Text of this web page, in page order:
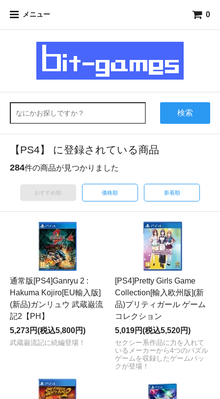
メニュー 0
検索
【PS4】 に登録されている商品
284件の商品が見つかりました
おすすめ順 価格順 新着順
通常版[PS4]Ganryu 2 :
Hakuma Kojiro[EU輸入版]
(新品)ガンリュウ 武蔵巌流
記2【PH】
5,273円(税込5,800円)
武蔵巌流記に続編登場！
[PS4]Pretty Girls Game
Collection[輸入欧州版](新
品)プリティガール ゲーム
コレクション
5,019円(税込5,520円)
セクシー系作品に力を入れて
いるメーカーから4つのパズル
ゲームを収録したゲームパッ
クが登場！